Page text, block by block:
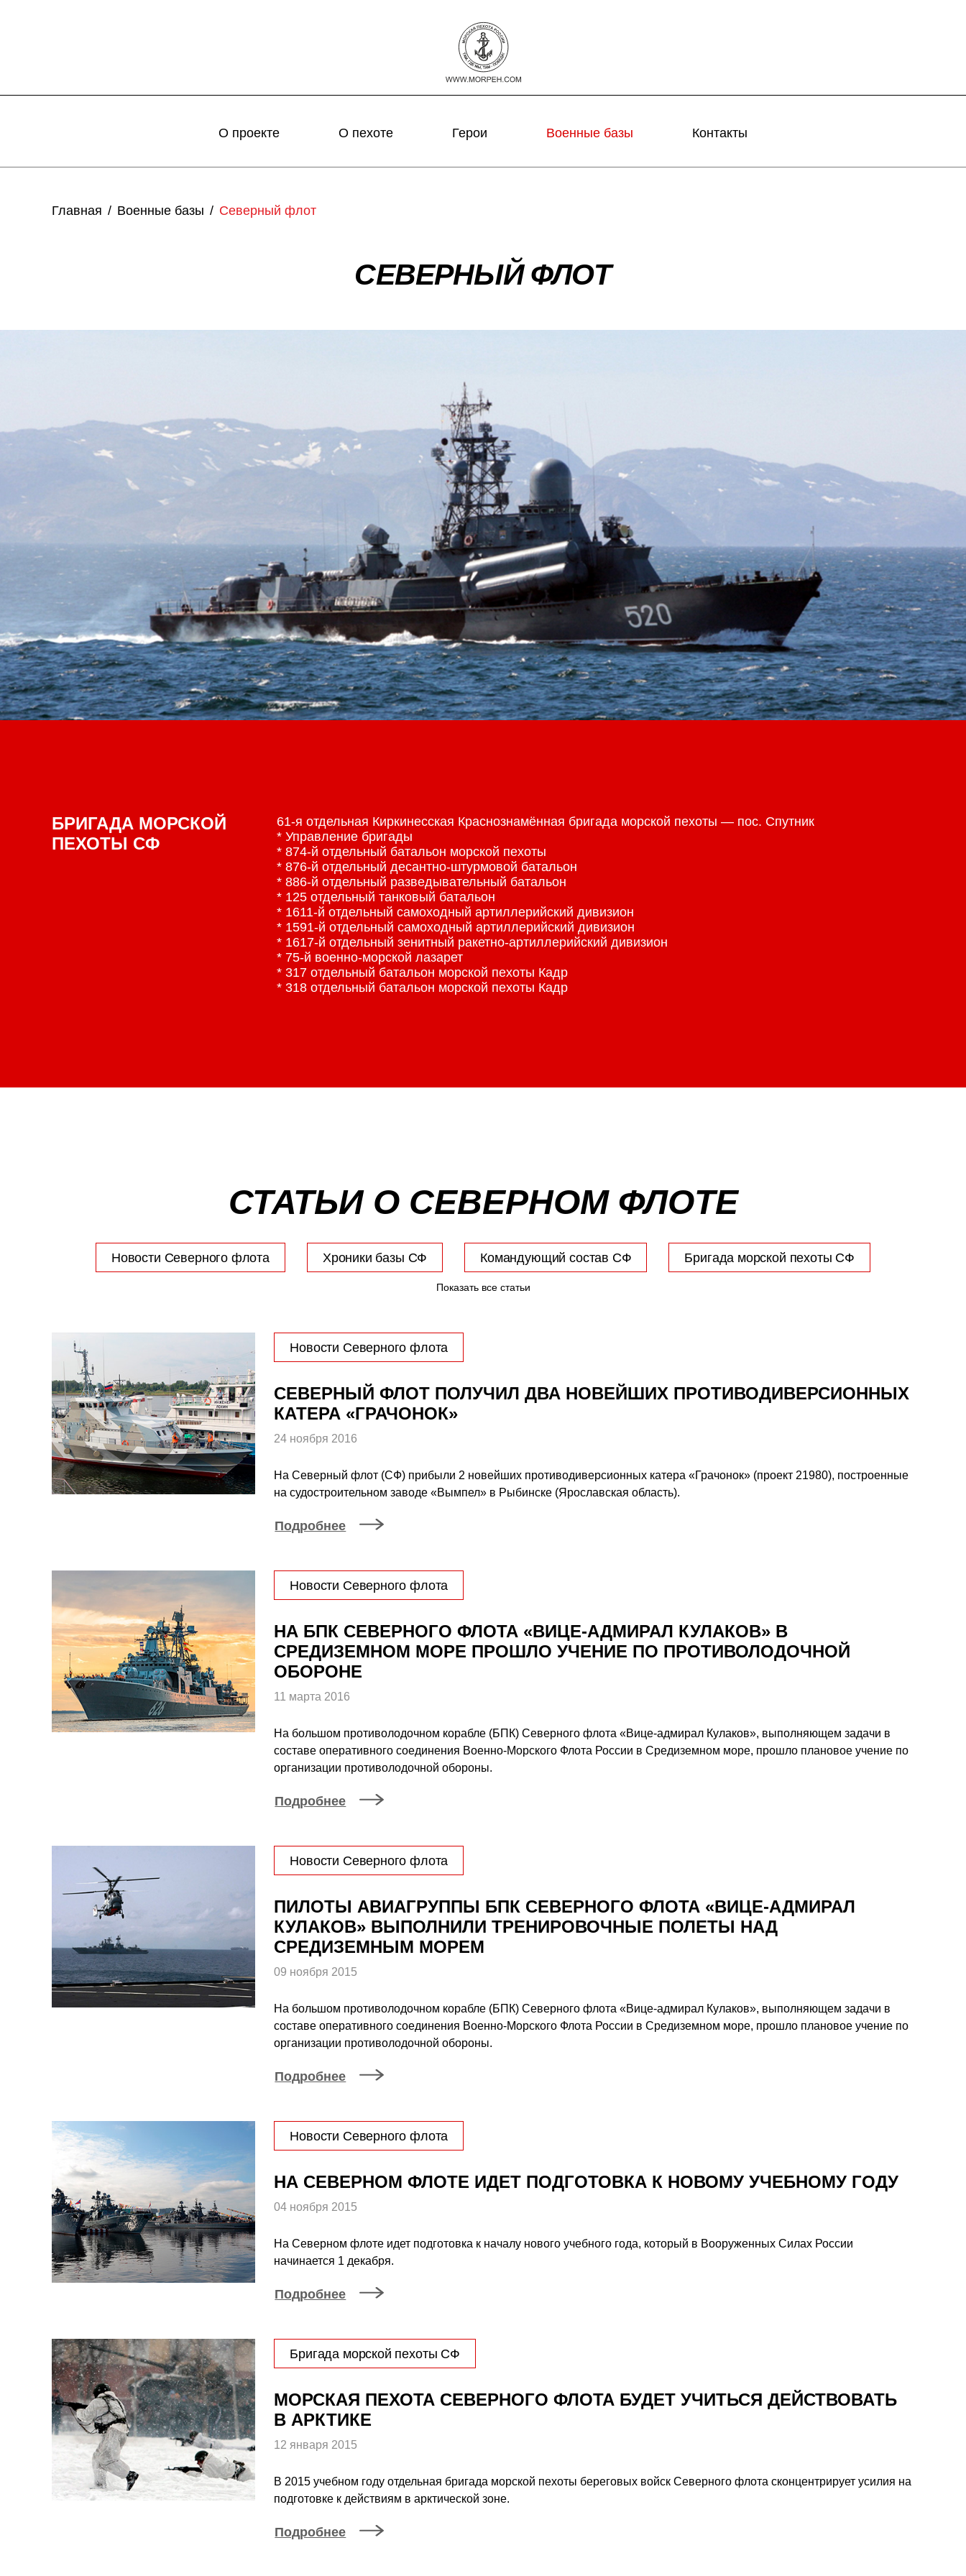
О проекте О пехоте Герои Военные базы Контакты
Главная Военные базы Северный флот
СЕВЕРНЫЙ ФЛОТ
БРИГАДА МОРСКОЙ
ПЕХОТЫ СФ
61-я отдельная Киркинесская Краснознамённая бригада морской пехоты — пос. Спутник
* Управление бригады
* 874-й отдельный батальон морской пехоты
* 876-й отдельный десантно-штурмовой батальон
* 886-й отдельный разведывательный батальон
* 125 отдельный танковый батальон
* 1611-й отдельный самоходный артиллерийский дивизион
* 1591-й отдельный самоходный артиллерийский дивизион
* 1617-й отдельный зенитный ракетно-артиллерийский дивизион
* 75-й военно-морской лазарет
* 317 отдельный батальон морской пехоты Кадр
* 318 отдельный батальон морской пехоты Кадр
СТАТЬИ О СЕВЕРНОМ ФЛОТЕ
Новости Северного флота Хроники базы СФ Командующий состав СФ Бригада морской пехоты СФ
Показать все статьи
Новости Северного флота
СЕВЕРНЫЙ ФЛОТ ПОЛУЧИЛ ДВА НОВЕЙШИХ ПРОТИВОДИВЕРСИОННЫХ
КАТЕРА «ГРАЧОНОК»
24 ноября 2016
На Северный флот (СФ) прибыли 2 новейших противодиверсионных катера «Грачонок» (проект 21980), построенные
на судостроительном заводе «Вымпел» в Рыбинске (Ярославская область).
Подробнее
Новости Северного флота
НА БПК СЕВЕРНОГО ФЛОТА «ВИЦЕ-АДМИРАЛ КУЛАКОВ» В
СРЕДИЗЕМНОМ МОРЕ ПРОШЛО УЧЕНИЕ ПО ПРОТИВОЛОДОЧНОЙ
ОБОРОНЕ
11 марта 2016
На большом противолодочном корабле (БПК) Северного флота «Вице-адмирал Кулаков», выполняющем задачи в
составе оперативного соединения Военно-Морского Флота России в Средиземном море, прошло плановое учение по
организации противолодочной обороны.
Подробнее
Новости Северного флота
ПИЛОТЫ АВИАГРУППЫ БПК СЕВЕРНОГО ФЛОТА «ВИЦЕ-АДМИРАЛ
КУЛАКОВ» ВЫПОЛНИЛИ ТРЕНИРОВОЧНЫЕ ПОЛЕТЫ НАД
СРЕДИЗЕМНЫМ МОРЕМ
09 ноября 2015
На большом противолодочном корабле (БПК) Северного флота «Вице-адмирал Кулаков», выполняющем задачи в
составе оперативного соединения Военно-Морского Флота России в Средиземном море, прошло плановое учение по
организации противолодочной обороны.
Подробнее
Новости Северного флота
НА СЕВЕРНОМ ФЛОТЕ ИДЕТ ПОДГОТОВКА К НОВОМУ УЧЕБНОМУ ГОДУ
04 ноября 2015
На Северном флоте идет подготовка к началу нового учебного года, который в Вооруженных Силах России
начинается 1 декабря.
Подробнее
Бригада морской пехоты СФ
МОРСКАЯ ПЕХОТА СЕВЕРНОГО ФЛОТА БУДЕТ УЧИТЬСЯ ДЕЙСТВОВАТЬ
В АРКТИКЕ
12 января 2015
В 2015 учебном году отдельная бригада морской пехоты береговых войск Северного флота сконцентрирует усилия на
подготовке к действиям в арктической зоне.
Подробнее